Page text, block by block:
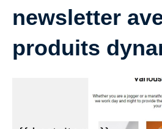
newsletter
produits